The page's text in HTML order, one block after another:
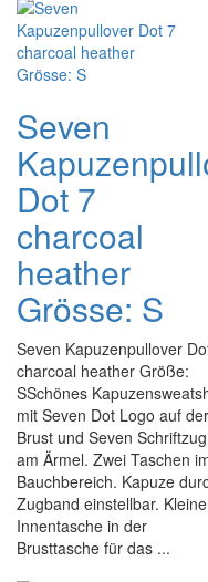
Seven
Dot 7
charcoal
heather
Grösse: S
Seven Kapuzenpullover
charcoal heather Größe:
SSchönes
mit Seven Dot Logo auf der
Brust und Seven Schriftzug
am Ärmel. Zwei Taschen
Bauchbereich. Kapuze
Zugband einstellbar. Kleine
Innentasche in der
Brusttasche für das ...